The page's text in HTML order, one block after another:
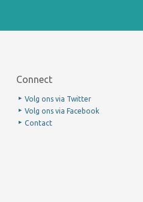
Connect
Volg ons via Twitter
Volg ons via Facebook
Contact